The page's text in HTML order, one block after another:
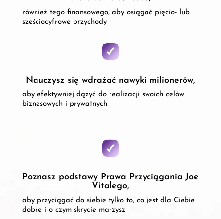
również tego finansowego, aby osiągać pięcio- lub
sześciocyfrowe przychody
Nauczysz się wdrażać nawyki milionerów,
aby efektywniej dążyć do realizacji swoich celów
biznesowych i prywatnych
Poznasz podstawy Prawa Przyciągania Joe
Vitalego,
aby przyciągać do siebie tylko to, co jest dla Ciebie
dobre i o czym skrycie marzysz